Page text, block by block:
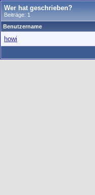
Wer hat geschrieben?
Beiträge: 1
Benutzername
howi